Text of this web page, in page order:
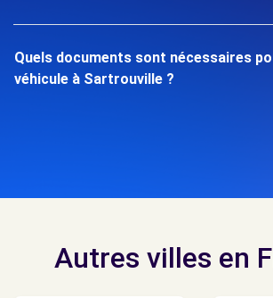
Quels documents sont nécessaires
véhicule à Sartrouville ?
Autres villes en